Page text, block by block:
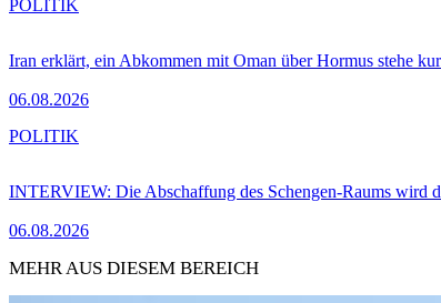
Iran erklärt, ein Abkommen mit Oman über Hormus stehe
06.08.2026
POLITIK
INTERVIEW: Die Abschaffung des Schengen-Raums wird
06.08.2026
POLITIK
MEHR AUS DIESEM BEREICH